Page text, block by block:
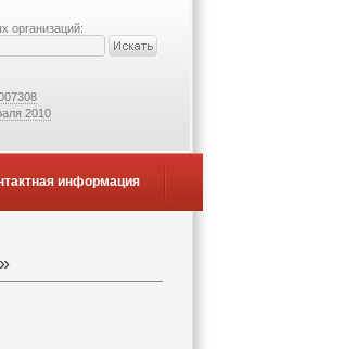
организаций:
2010
информация